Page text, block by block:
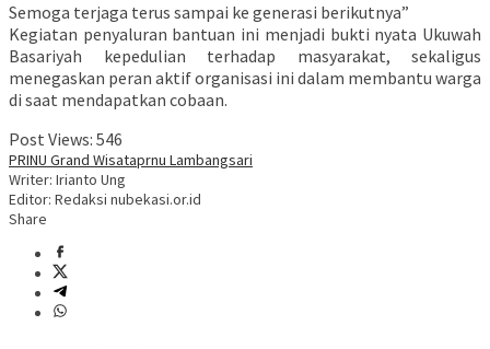
Semoga terjaga terus sampai ke generasi berikutnya”
Kegiatan penyaluran bantuan ini menjadi bukti nyata Ukuwah
Basariyah kepedulian terhadap masyarakat, sekaligus
menegaskan peran aktif organisasi ini dalam membantu warga
di saat mendapatkan cobaan.
Post Views: 546
PRINU Grand Wisataprnu Lambangsari
Writer: Irianto Ung
Editor: Redaksi nubekasi.or.id
Share